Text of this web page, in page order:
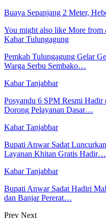
Buaya Sepanjang 2 Meter,
You might also like More from
Kabar Tulungagung
Pemkab Tulungagung Gelar
Warga Serbu Sembako…
Kabar Tanjabbar
Posyandu 6 SPM Resmi
Dorong Pelayanan Dasar…
Kabar Tanjabbar
Bupati Anwar Sadat
Layanan Khitan Gratis Hadir…
Kabar Tanjabbar
Bupati Anwar Sadat Hadiri
dan Banjar Pererat…
Prev Next